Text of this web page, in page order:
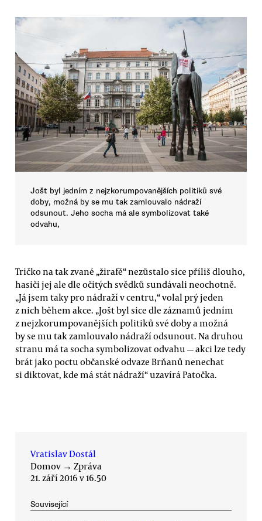
Jošt byl jedním z nejzkorumpovanějších politiků své
doby, možná by se mu tak zamlouvalo nádraží
odsunout. Jeho socha má ale symbolizovat také
odvahu,
Tričko na tak zvané „žirafě“ nezůstalo sice příliš dlouho,
hasiči jej ale dle očitých svědků sundávali neochotně.
„Já jsem taky pro nádraží v centru,“ volal prý jeden
z nich během akce. „Jošt byl sice dle záznamů jedním
z nejzkorumpovanějších politiků své doby a možná
by se mu tak zamlouvalo nádraží odsunout. Na druhou
stranu má ta socha symbolizovat odvahu — akci lze tedy
brát jako poctu občanské odvaze Brňanů nenechat
si diktovat, kde má stát nádraží“ uzavírá Patočka.
Vratislav Dostál
Domov → Zpráva
21. září 2016 v 16.50
Související